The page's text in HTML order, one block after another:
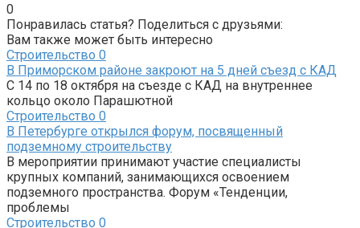
0
Понравилась статья? Поделиться с друзьями:
Вам также может быть интересно
Строительство 0
В Приморском районе закроют на 5 дней съезд с КАД
С 14 по 18 октября на съезде с КАД на внутреннее
кольцо около Парашютной
Строительство 0
В Петербурге открылся форум, посвященный
подземному строительству
В мероприятии принимают участие специалисты
крупных компаний, занимающихся освоением
подземного пространства. Форум «Тенденции,
проблемы
Строительство 0